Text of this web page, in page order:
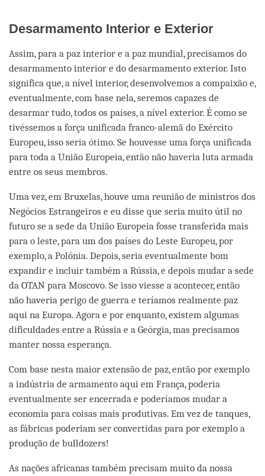
Desarmamento Interior e Exterior
Assim, para a paz interior e a paz mundial, precisamos do
desarmamento interior e do desarmamento exterior. Isto
significa que, a nível interior, desenvolvemos a compaixão e,
eventualmente, com base nela, seremos capazes de
desarmar tudo, todos os países, a nível exterior. É como se
tivéssemos a força unificada franco-alemã do Exército
Europeu, isso seria ótimo. Se houvesse uma força unificada
para toda a União Europeia, então não haveria luta armada
entre os seus membros.
Uma vez, em Bruxelas, houve uma reunião de ministros dos
Negócios Estrangeiros e eu disse que seria muito útil no
futuro se a sede da União Europeia fosse transferida mais
para o leste, para um dos países do Leste Europeu, por
exemplo, a Polónia. Depois, seria eventualmente bom
expandir e incluir também a Rússia, e depois mudar a sede
da OTAN para Moscovo. Se isso viesse a acontecer, então
não haveria perigo de guerra e teríamos realmente paz
aqui na Europa. Agora e por enquanto, existem algumas
dificuldades entre a Rússia e a Geórgia, mas precisamos
manter nossa esperança.
Com base nesta maior extensão de paz, então por exemplo
a indústria de armamento aqui em França, poderia
eventualmente ser encerrada e poderíamos mudar a
economia para coisas mais produtivas. Em vez de tanques,
as fábricas poderiam ser convertidas para por exemplo a
produção de bulldozers!
As nações africanas também precisam muito da nossa